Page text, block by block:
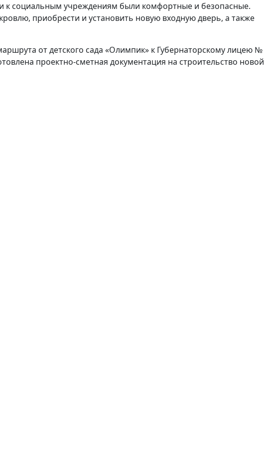
к социальным учреждениям были комфортные и безопасные.
приобрести и установить новую входную дверь, а также
от детского сада «Олимпик» к Губернаторскому лицею №
проектно-сметная документация на строительство новой